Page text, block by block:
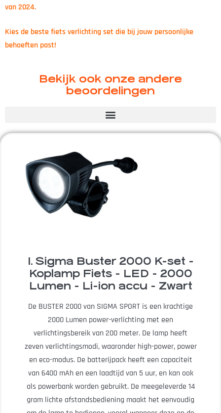
van 2024.
Kies de bestefiets verlichting set die bij jouw persoonlijke
behoeften past!
Bekijk ook onze andere
beoordelingen
1. Sigma Buster 2000 K-set -
Koplamp Fiets - LED - 2000
Lumen - Li-ion accu - Zwart
De BUSTER 2000 van SIGMA SPORT is een krachtige
2000 Lumen power-verlichting met een
verlichtingsbereik van 200 meter. De lamp heeft
zeven verlichtingsmodi, waaronder high-power, power
en eco-modus. De batterijpack heeft een capaciteit
van 6400 mAh en een laadtijd van 5 uur, en kan ook
als powerbank worden gebruikt. De meegeleverde 14
gram lichte afstandsbediening maakt het eenvoudig